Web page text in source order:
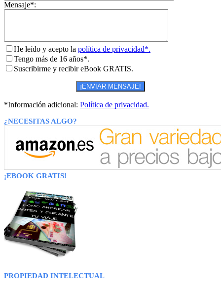
Mensaje*:
He leído y acepto la política de privacidad*.
Tengo más de 16 años*.
Suscribirme y recibir eBook GRATIS.
*Información adicional: Política de privacidad.
¿NECESITAS ALGO?
¡EBOOK GRATIS!
PROPIEDAD INTELECTUAL